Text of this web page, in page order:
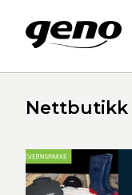
Nettbutikk